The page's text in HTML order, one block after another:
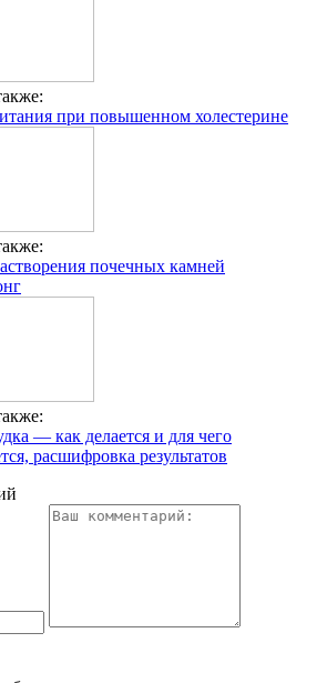
при повышенном холестерине
почечных камней
— как делается и для чего
расшифровка результатов